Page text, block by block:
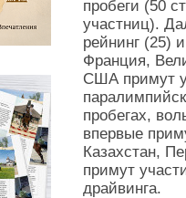
пробеги (50
участниц).
рейнинг (25)
Франция,
США примут
пробегах,
впервые
Казахстан,
примут
драйвинга.